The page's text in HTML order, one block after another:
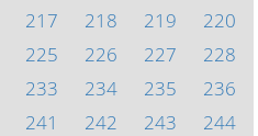
217 218 219
220
225 226 227
228
233 234 235
236
241 242 243
244